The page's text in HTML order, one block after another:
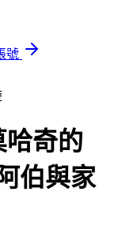
號
哈奇的
伯與家